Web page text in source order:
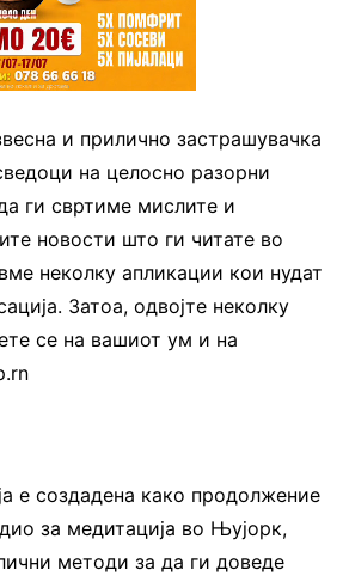
и прилично застрашувачка
на целосно разорни
ги свртиме мислите и
новости што ги читате во
неколку апликации кои нудат
Затоа, одвојте неколку
се на вашиот ум и на
е создадена како продолжение
за медитација во Њујорк,
методи за да ги доведе